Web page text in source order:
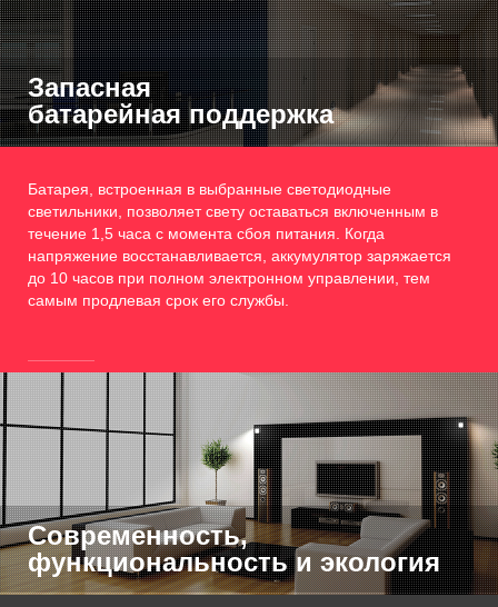
Запасная
батарейная поддержка
Батарея, встроенная в выбранные светодиодные
светильники, позволяет свету оставаться включенным в
течение 1,5 часа с момента сбоя питания. Когда
напряжение восстанавливается, аккумулятор заряжается
до 10 часов при полном электронном управлении, тем
самым продлевая срок его службы.
Современность,
функциональность и экология